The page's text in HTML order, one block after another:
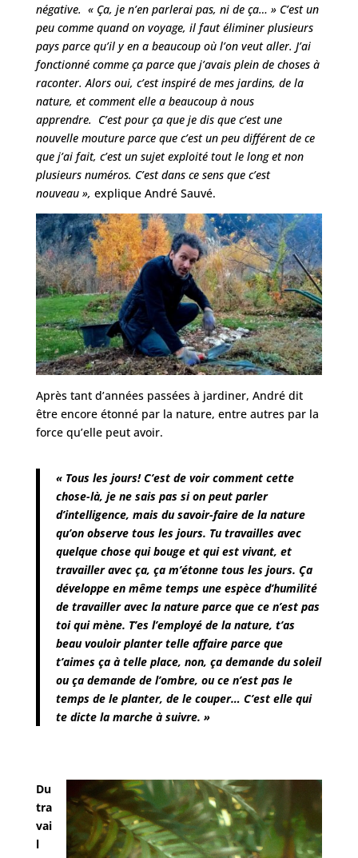
négative. « Ça, je n’en parlerai pas, ni de ça… » C’est un
peu comme quand on voyage, il faut éliminer plusieurs
pays parce qu’il y en a beaucoup où l’on veut aller. J’ai
fonctionné comme ça parce que j’avais plein de choses à
raconter. Alors oui, c’est inspiré de mes jardins, de la
nature, et comment elle a beaucoup à nous
apprendre. C’est pour ça que je dis que c’est une
nouvelle mouture parce que c’est un peu différent de ce
que j’ai fait, c’est un sujet exploité tout le long et non
plusieurs numéros. C’est dans ce sens que c’est
nouveau », explique André Sauvé.
Après tant d’années passées à jardiner, André dit
être encore étonné par la nature, entre autres par la
force qu’elle peut avoir.
« Tous les jours! C’est de voir comment cette
chose-là, je ne sais pas si on peut parler
d’intelligence, mais du savoir-faire de la nature
qu’on observe tous les jours. Tu travailles avec
quelque chose qui bouge et qui est vivant, et
travailler avec ça, ça m’étonne tous les jours. Ça
développe en même temps une espèce d’humilité
de travailler avec la nature parce que ce n’est pas
toi qui mène. T’es l’employé de la nature, t’as
beau vouloir planter telle affaire parce que
t’aimes ça à telle place, non, ça demande du soleil
ou ça demande de l’ombre, ou ce n’est pas le
temps de le planter, de le couper… C’est elle qui
te dicte la marche à suivre. »
Du
tra
vai
l